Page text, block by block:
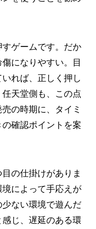
ゲームです。だか
になりやすい。目
れば、正しく押し
天堂側も、この点
の時期に、タイミ
確認ポイントを案
の仕掛けがありま
によって手応えが
ない環境で遊んだ
じ、遅延のある環